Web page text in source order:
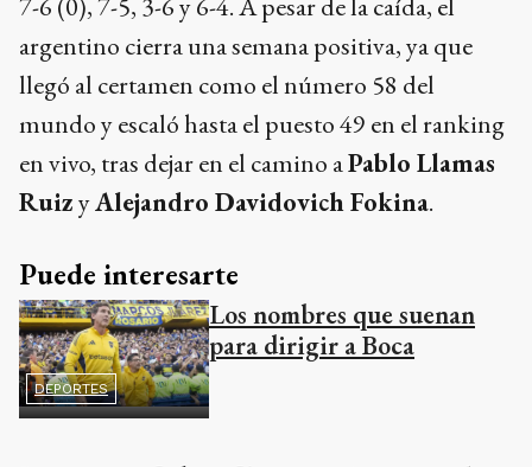
argentino cierra una semana positiva, ya que
llegó al certamen como el número 58 del
mundo y escaló hasta el puesto 49 en el ranking
en vivo, tras dejar en el camino aPablo Llamas
RuizyAlejandro Davidovich Fokina.
Puede interesarte
DEPORTES
Los nombres que suenan
para dirigir a Boca